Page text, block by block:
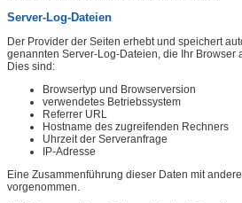
Server-Log-Dateien
Der Provider der Seiten erhebt und speichert
genannten Server-Log-Dateien, die Ihr Browser
Dies sind:
Browsertyp und Browserversion
verwendetes Betriebssystem
Referrer URL
Hostname des zugreifenden Rechners
Uhrzeit der Serveranfrage
IP-Adresse
Eine Zusammenführung dieser Daten mit
vorgenommen.